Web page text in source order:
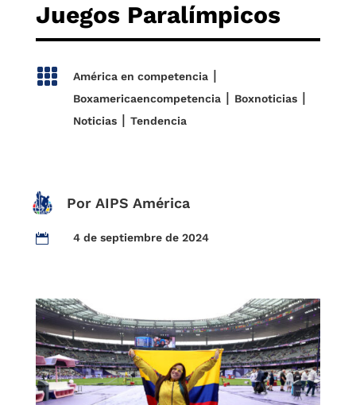
Juegos Paralímpicos
 América en competencia|
Boxamericaencompetencia| Boxnoticias|
Noticias| Tendencia
Por AIPS América
 4 de septiembre de 2024